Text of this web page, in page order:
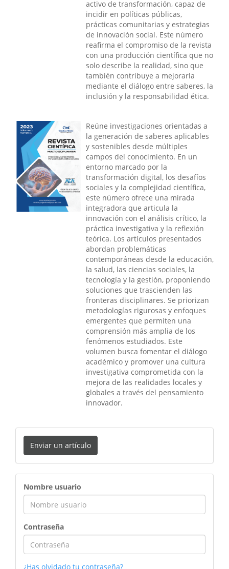
activo de transformación, capaz de
incidir en políticas públicas,
prácticas comunitarias y estrategias
de innovación social. Este número
reafirma el compromiso de la revista
con una producción científica que no
solo describe la realidad, sino que
también contribuye a mejorarla
mediante el diálogo entre saberes, la
inclusión y la responsabilidad ética.
Reúne investigaciones orientadas a
la generación de saberes aplicables
y sostenibles desde múltiples
campos del conocimiento. En un
entorno marcado por la
transformación digital, los desafíos
sociales y la complejidad científica,
este número ofrece una mirada
integradora que articula la
innovación con el análisis crítico, la
práctica investigativa y la reflexión
teórica. Los artículos presentados
abordan problemáticas
contemporáneas desde la educación,
la salud, las ciencias sociales, la
tecnología y la gestión, proponiendo
soluciones que trascienden las
fronteras disciplinares. Se priorizan
metodologías rigurosas y enfoques
emergentes que permiten una
comprensión más amplia de los
fenómenos estudiados. Este
volumen busca fomentar el diálogo
académico y promover una cultura
investigativa comprometida con la
mejora de las realidades locales y
globales a través del pensamiento
innovador.
Enviar un artículo
ingreso
Nombre usuario
Contraseña
¿Has olvidado tu contraseña?